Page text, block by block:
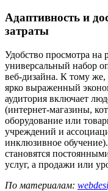
Адаптивность и
затраты
Удобство просмотра на
универсальный набор
веб-дизайна. К тому же,
ярко выраженный
аудитория включает
(интернет-магазины,
оборудование или
учреждений и
инклюзивное
становятся
услуг, а продажи или
По материалам: